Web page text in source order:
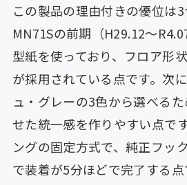
この製品の理由付きの優位は
MN71Sの前期（H29.12〜
型紙を使っており、フロア形
が採用されている点です。次
ュ・グレーの3色から選べる
せた統一感を作りやすい点で
ングの固定方式で、純正フッ
で装着が5分ほどで完了する点